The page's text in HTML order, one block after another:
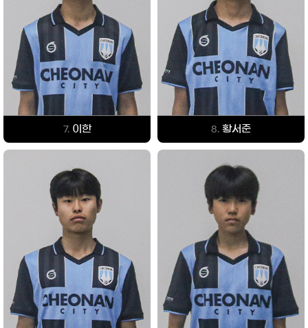
7.이한 8. 황서준